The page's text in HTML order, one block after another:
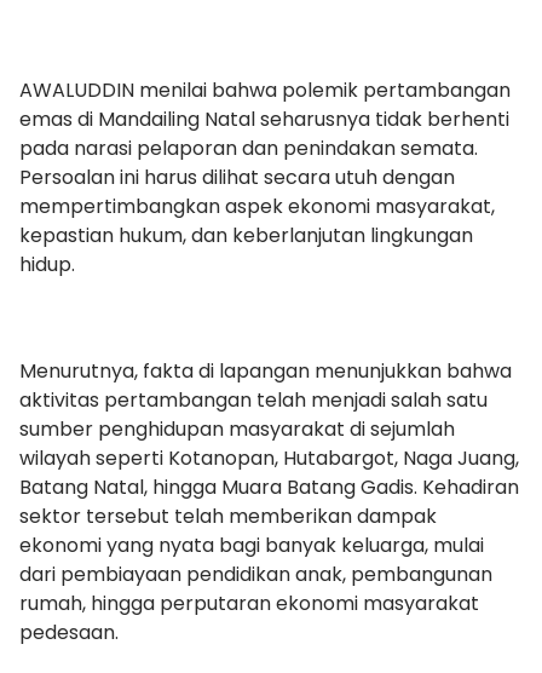
AWALUDDIN menilai bahwa polemik pertambangan
emas di Mandailing Natal seharusnya tidak berhenti
pada narasi pelaporan dan penindakan semata.
Persoalan ini harus dilihat secara utuh dengan
mempertimbangkan aspek ekonomi masyarakat,
kepastian hukum, dan keberlanjutan lingkungan
hidup.
Menurutnya, fakta di lapangan menunjukkan bahwa
aktivitas pertambangan telah menjadi salah satu
sumber penghidupan masyarakat di sejumlah
wilayah seperti Kotanopan, Hutabargot, Naga Juang,
Batang Natal, hingga Muara Batang Gadis. Kehadiran
sektor tersebut telah memberikan dampak
ekonomi yang nyata bagi banyak keluarga, mulai
dari pembiayaan pendidikan anak, pembangunan
rumah, hingga perputaran ekonomi masyarakat
pedesaan.